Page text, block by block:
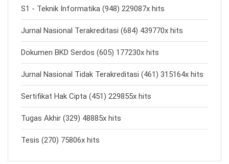
S1 - Teknik Informatika (948) 229087x hits
Jurnal Nasional Terakreditasi (684) 439770x hits
Dokumen BKD Serdos (605) 177230x hits
Jurnal Nasional Tidak Terakreditasi (461) 315164x hits
Sertifikat Hak Cipta (451) 229855x hits
Tugas Akhir (329) 48885x hits
Tesis (270) 75806x hits